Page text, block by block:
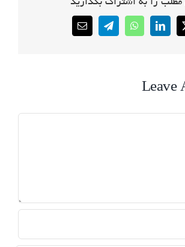
X
LinkedIn
WhatsApp
Telegram
Email
Leave